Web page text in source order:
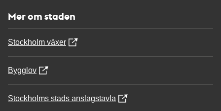
Mer om staden
Stockholm växer
Bygglov
Stockholms stads anslagstavla